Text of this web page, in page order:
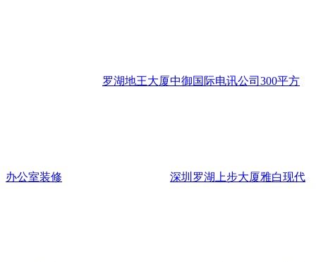
罗湖地王大厦中御国际电讯公司300平方
办公室装修 深圳罗湖上步大厦雅白现代